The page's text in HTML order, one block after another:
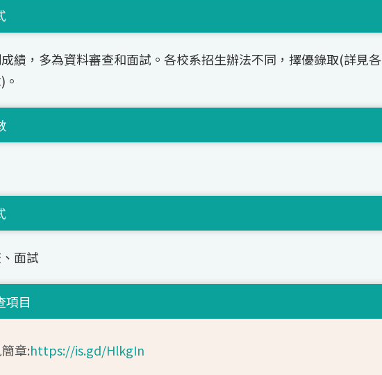
績，多為資料審查和面試。各校系招生辦法不同，擇優錄取(詳見各
面試
項目
章:https://is.gd/HlkgIn